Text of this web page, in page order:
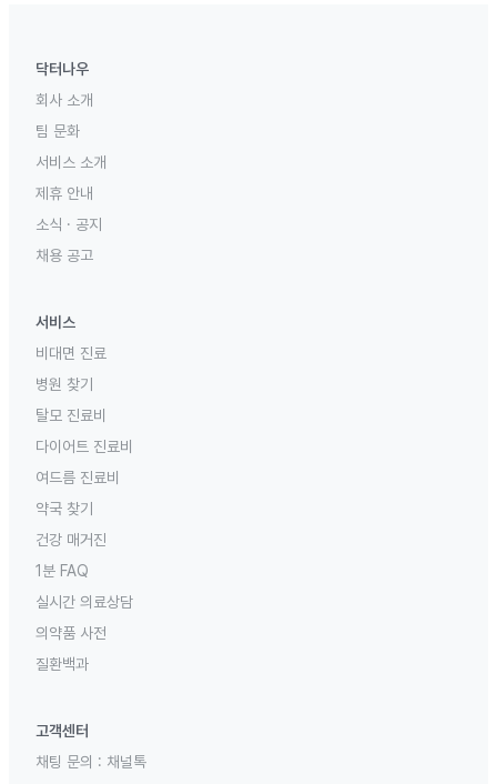
닥터나우
회사 소개
팀 문화
서비스 소개
제휴 안내
소식 · 공지
채용 공고
서비스
비대면 진료
병원 찾기
탈모 진료비
다이어트 진료비
여드름 진료비
약국 찾기
건강 매거진
1분 FAQ
실시간 의료상담
의약품 사전
질환백과
고객센터
채팅 문의 : 채널톡